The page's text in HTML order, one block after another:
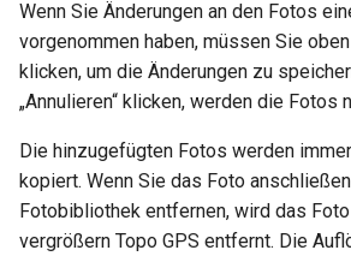
Wenn Sie Änderungen an den Fotos
vorgenommen haben, müssen Sie
klicken, um die Änderungen zu
„Annulieren“ klicken, werden die Fotos
Die hinzugefügten Fotos werden
kopiert. Wenn Sie das Foto
Fotobibliothek entfernen, wird das
vergrößern Topo GPS entfernt. Die